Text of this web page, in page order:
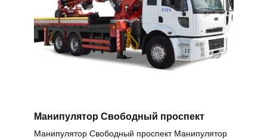
Манипулятор Свободный проспект
Манипулятор Свободный проспект Манипулятор